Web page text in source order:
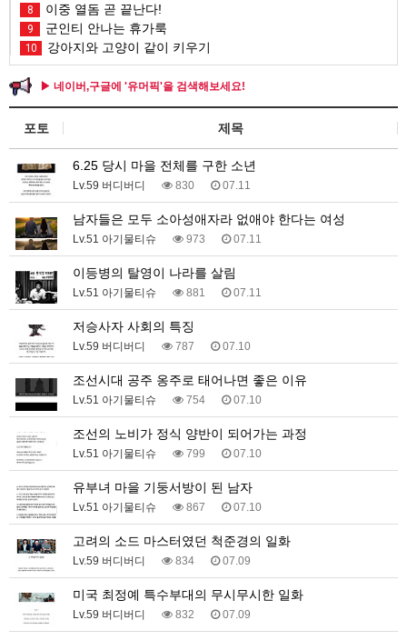
8 이중 열돔 곧 끝난다!
9 군인티 안나는 휴가룩
10 강아지와 고양이 같이 키우기
▶ 네이버,구글에 '유머픽'을 검색해보세요!
포토 제목
6.25 당시 마을 전체를 구한 소년
Lv.59 버디버디 830 07.11
남자들은 모두 소아성애자라 없애야 한다는 여성
Lv.51 아기물티슈 973 07.11
이등병의 탈영이 나라를 살림
Lv.51 아기물티슈 881 07.11
저승사자 사회의 특징
Lv.59 버디버디 787 07.10
조선시대 공주 옹주로 태어나면 좋은 이유
Lv.51 아기물티슈 754 07.10
조선의 노비가 정식 양반이 되어가는 과정
Lv.51 아기물티슈 799 07.10
유부녀 마을 기둥서방이 된 남자
Lv.51 아기물티슈 867 07.10
고려의 소드 마스터였던 척준경의 일화
Lv.59 버디버디 834 07.09
미국 최정예 특수부대의 무시무시한 일화
Lv.59 버디버디 832 07.09